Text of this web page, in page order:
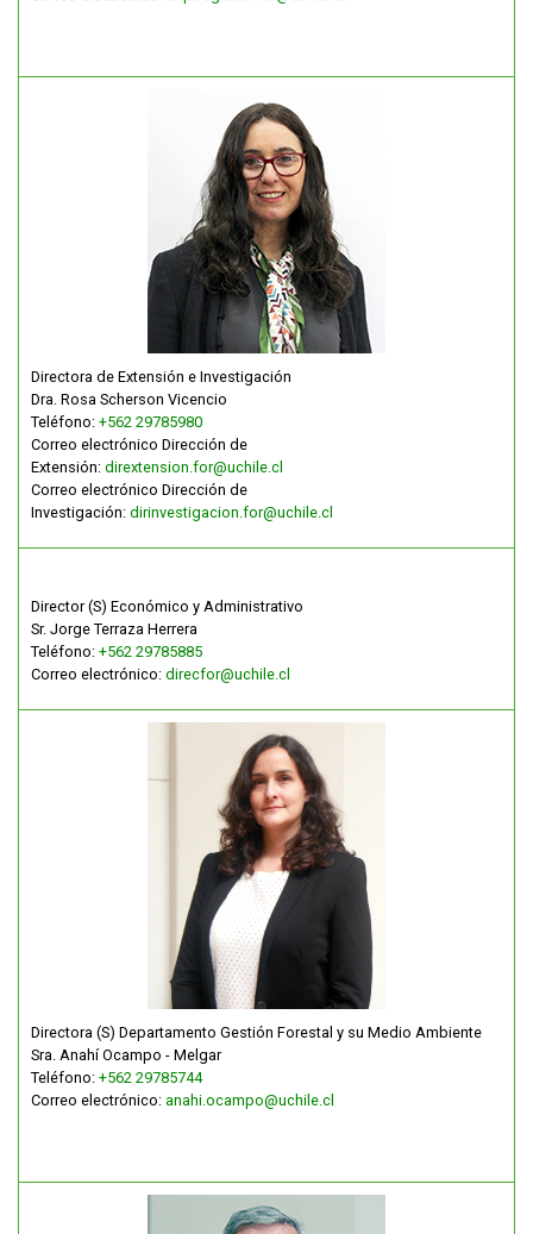
Directora de Extensión e Investigación
Dra. Rosa Scherson Vicencio
Teléfono: +562 29785980
Correo electrónico Dirección de
Extensión: dirextension.for@uchile.cl
Correo electrónico Dirección de
Investigación: dirinvestigacion.for@uchile.cl
Director (S) Económico y Administrativo
Sr. Jorge Terraza Herrera
Teléfono: +562 29785885
Correo electrónico: direcfor@uchile.cl
Directora (S) Departamento Gestión Forestal y su Medio Ambiente
Sra. Anahí Ocampo - Melgar
Teléfono: +562 29785744
Correo electrónico: anahi.ocampo@uchile.cl